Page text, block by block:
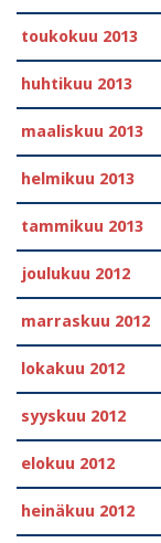
toukokuu 2013
huhtikuu 2013
maaliskuu 2013
helmikuu 2013
tammikuu 2013
joulukuu 2012
marraskuu 2012
lokakuu 2012
syyskuu 2012
elokuu 2012
heinäkuu 2012